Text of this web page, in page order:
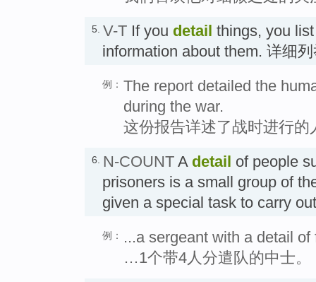
5. V-T If you detail things, you
information about them. 详细
例： The report detailed the
during the war.
这份报告详述了战时进行的
6. N-COUNT A detail of people
prisoners is a small group of
given a special task to carry
例：
...a sergeant with a detail of
…1个带4人分遣队的中士。